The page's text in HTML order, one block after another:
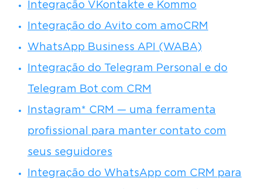
Integração VKontakte e Kommo
Integração do Avito com amoCRM
WhatsApp Business API (WABA)
Integração do Telegram Personal e do
Telegram Bot com CRM
Instagram* CRM — uma ferramenta
profissional para manter contato com
seus seguidores
Integração do WhatsApp com CRM para